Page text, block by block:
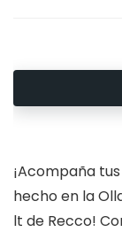
¡Acompaña
hecho en la
lt de Recco!